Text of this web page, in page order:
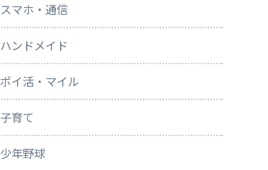
スマホ・通信
ハンドメイド
ポイ活・マイル
子育て
少年野球